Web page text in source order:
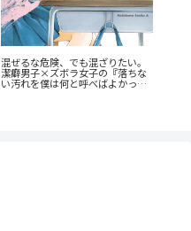
混ぜるな危険、でも混ざりたい。
潔癖男子×ズボラ女子の『落ちな
い汚れを僕は何と呼べばよかった